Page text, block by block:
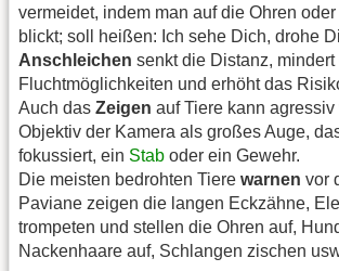
vermeidet, indem man auf die Ohren
blickt; soll heißen: Ich sehe Dich, drohe
Anschleichen senkt die Distanz, mindert
Fluchtmöglichkeiten und erhöht das
Auch das Zeigen auf Tiere kann
Objektiv der Kamera als großes Auge,
fokussiert, ein Stab oder ein Gewehr.
Die meisten bedrohten Tiere warnen vor
Paviane zeigen die langen Eckzähne,
trompeten und stellen die Ohren auf,
Nackenhaare auf, Schlangen zischen